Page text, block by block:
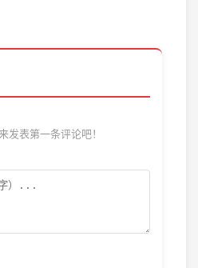
发表第一条评论吧！